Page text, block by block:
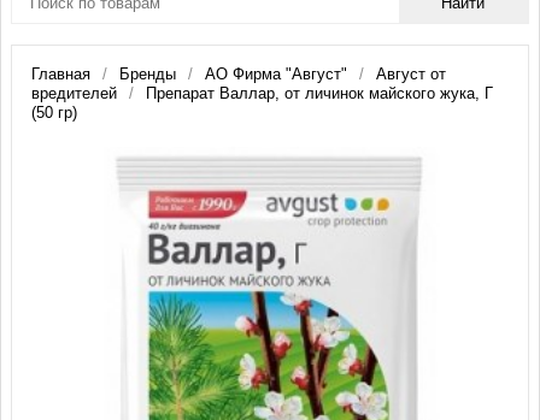
Главная Бренды АО Фирма "Август"
Август от
вредителей
Препарат Валлар, от личинок майского жука, Г
(50 гр)